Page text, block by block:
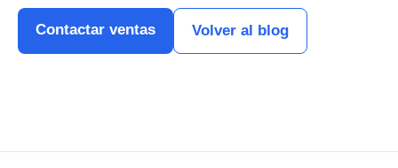
Contactar ventas Volver al blog